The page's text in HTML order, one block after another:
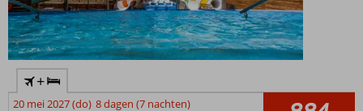
+
20 mei 2027 (do) 8 dagen (7 nachten)